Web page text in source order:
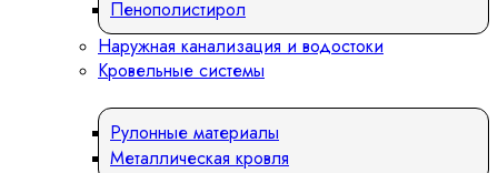
Пенополистирол
Наружная канализация и водостоки
Кровельные системы
Рулонные материалы
Металлическая кровля